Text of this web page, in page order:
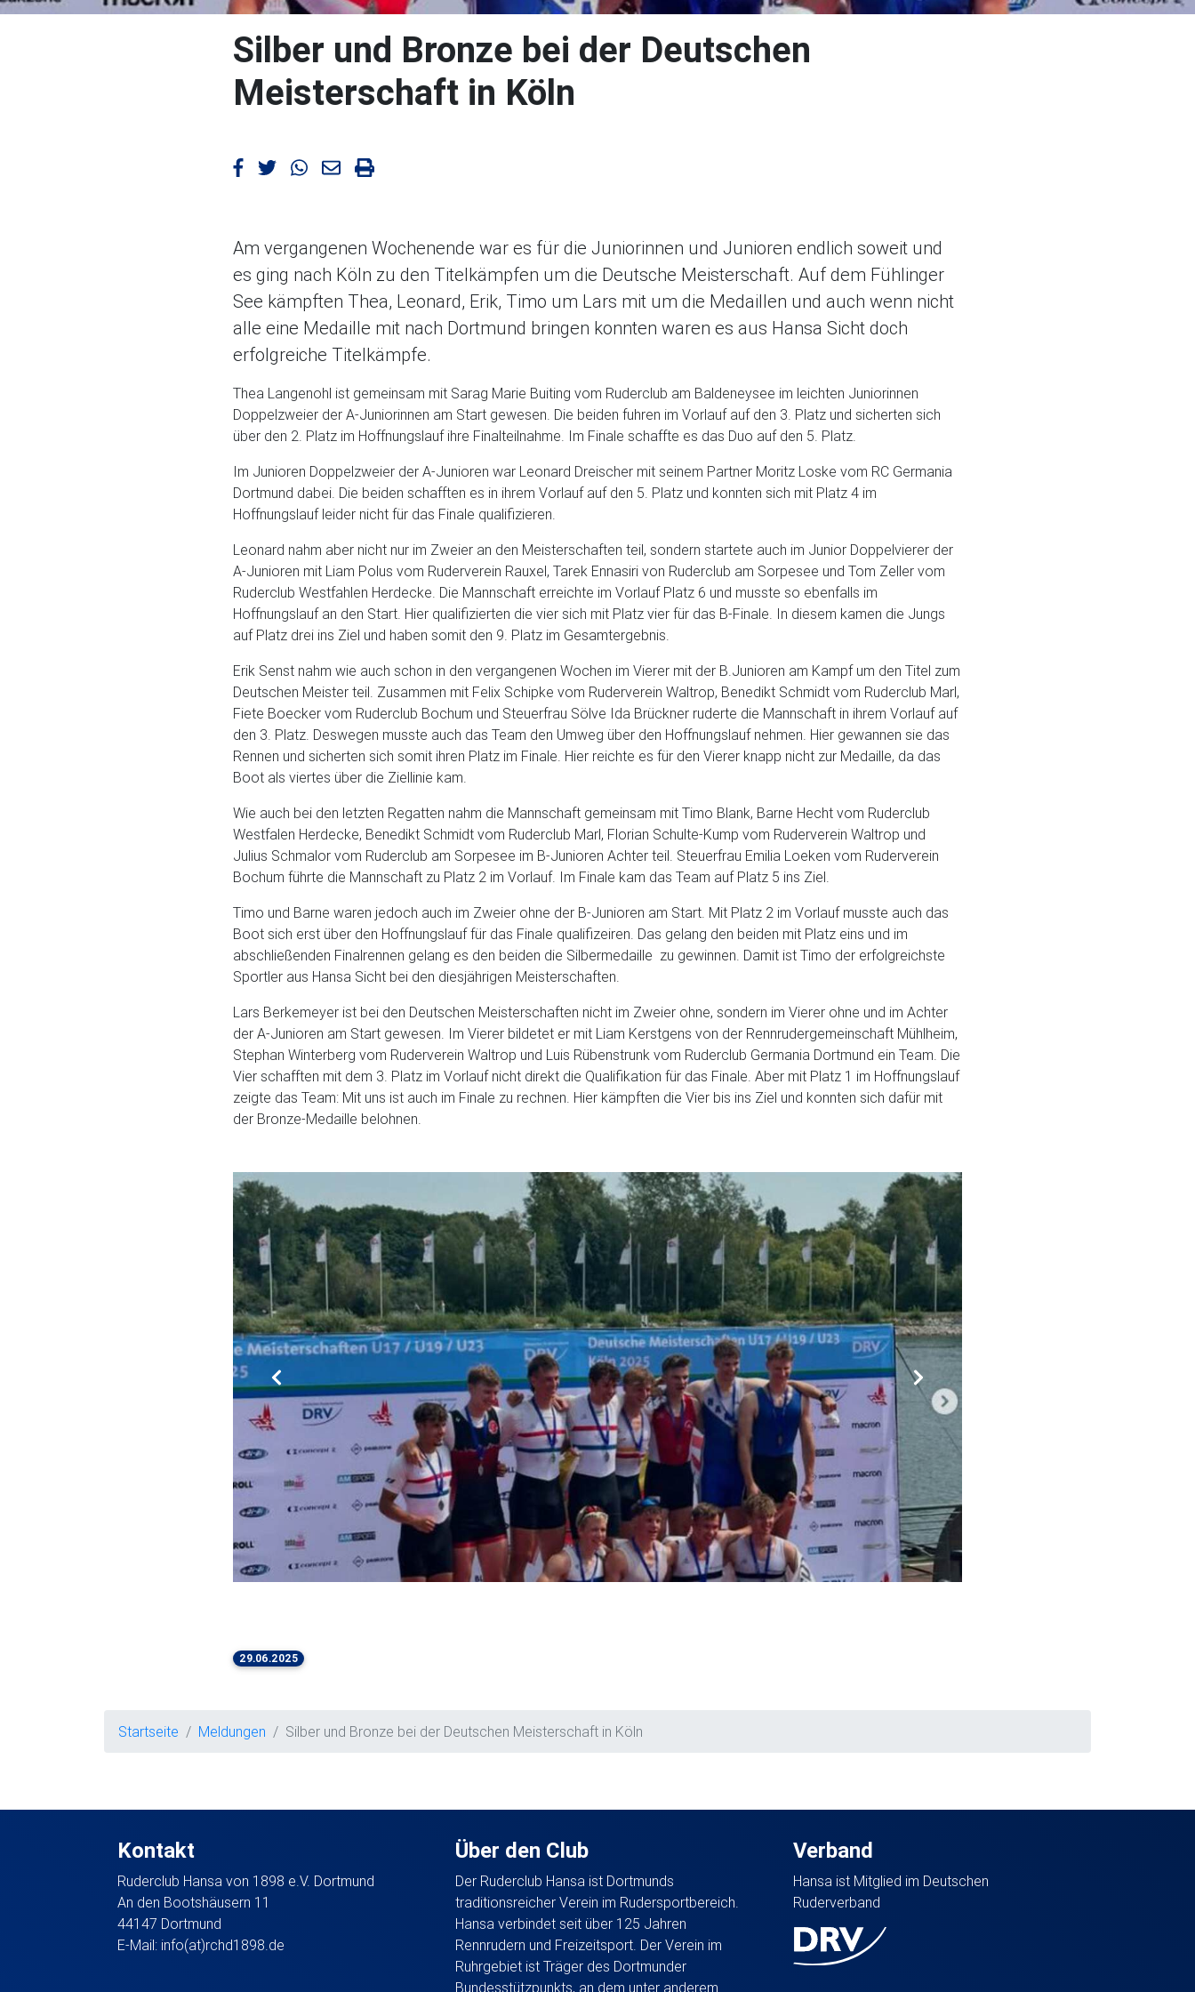
Silber und Bronze bei der Deutschen
Meisterschaft in Köln
Artikel bei Facebook teilen
Artikel bei Twitter teilen
Artikel bei WhatsApp teilen
Artikel mailen
Artikel drucken
Am vergangenen Wochenende war es für die Juniorinnen und Junioren endlich soweit und
es ging nach Köln zu den Titelkämpfen um die Deutsche Meisterschaft. Auf dem Fühlinger
See kämpften Thea, Leonard, Erik, Timo um Lars mit um die Medaillen und auch wenn nicht
alle eine Medaille mit nach Dortmund bringen konnten waren es aus Hansa Sicht doch
erfolgreiche Titelkämpfe.
Thea Langenohl ist gemeinsam mit Sarag Marie Buiting vom Ruderclub am Baldeneysee im leichten Juniorinnen
Doppelzweier der A-Juniorinnen am Start gewesen. Die beiden fuhren im Vorlauf auf den 3. Platz und sicherten sich
über den 2. Platz im Hoffnungslauf ihre Finalteilnahme. Im Finale schaffte es das Duo auf den 5. Platz.
Im Junioren Doppelzweier der A-Junioren war Leonard Dreischer mit seinem Partner Moritz Loske vom RC Germania
Dortmund dabei. Die beiden schafften es in ihrem Vorlauf auf den 5. Platz und konnten sich mit Platz 4 im
Hoffnungslauf leider nicht für das Finale qualifizieren.
Leonard nahm aber nicht nur im Zweier an den Meisterschaften teil, sondern startete auch im Junior Doppelvierer der
A-Junioren mit Liam Polus vom Ruderverein Rauxel, Tarek Ennasiri von Ruderclub am Sorpesee und Tom Zeller vom
Ruderclub Westfahlen Herdecke. Die Mannschaft erreichte im Vorlauf Platz 6 und musste so ebenfalls im
Hoffnungslauf an den Start. Hier qualifizierten die vier sich mit Platz vier für das B-Finale. In diesem kamen die Jungs
auf Platz drei ins Ziel und haben somit den 9. Platz im Gesamtergebnis.
Erik Senst nahm wie auch schon in den vergangenen Wochen im Vierer mit der B.Junioren am Kampf um den Titel zum
Deutschen Meister teil. Zusammen mit Felix Schipke vom Ruderverein Waltrop, Benedikt Schmidt vom Ruderclub Marl,
Fiete Boecker vom Ruderclub Bochum und Steuerfrau Sölve Ida Brückner ruderte die Mannschaft in ihrem Vorlauf auf
den 3. Platz. Deswegen musste auch das Team den Umweg über den Hoffnungslauf nehmen. Hier gewannen sie das
Rennen und sicherten sich somit ihren Platz im Finale. Hier reichte es für den Vierer knapp nicht zur Medaille, da das
Boot als viertes über die Ziellinie kam.
Wie auch bei den letzten Regatten nahm die Mannschaft gemeinsam mit Timo Blank, Barne Hecht vom Ruderclub
Westfalen Herdecke, Benedikt Schmidt vom Ruderclub Marl, Florian Schulte-Kump vom Ruderverein Waltrop und
Julius Schmalor vom Ruderclub am Sorpesee im B-Junioren Achter teil. Steuerfrau Emilia Loeken vom Ruderverein
Bochum führte die Mannschaft zu Platz 2 im Vorlauf. Im Finale kam das Team auf Platz 5 ins Ziel.
Timo und Barne waren jedoch auch im Zweier ohne der B-Junioren am Start. Mit Platz 2 im Vorlauf musste auch das
Boot sich erst über den Hoffnungslauf für das Finale qualifizeiren. Das gelang den beiden mit Platz eins und im
abschließenden Finalrennen gelang es den beiden die Silbermedaille zu gewinnen. Damit ist Timo der erfolgreichste
Sportler aus Hansa Sicht bei den diesjährigen Meisterschaften.
Lars Berkemeyer ist bei den Deutschen Meisterschaften nicht im Zweier ohne, sondern im Vierer ohne und im Achter
der A-Junioren am Start gewesen. Im Vierer bildetet er mit Liam Kerstgens von der Rennrudergemeinschaft Mühlheim,
Stephan Winterberg vom Ruderverein Waltrop und Luis Rübenstrunk vom Ruderclub Germania Dortmund ein Team. Die
Vier schafften mit dem 3. Platz im Vorlauf nicht direkt die Qualifikation für das Finale. Aber mit Platz 1 im Hoffnungslauf
zeigte das Team: Mit uns ist auch im Finale zu rechnen. Hier kämpften die Vier bis ins Ziel und konnten sich dafür mit
der Bronze-Medaille belohnen.
Zurück Vorwärts
29.06.2025
Startseite Meldungen Silber und Bronze bei der Deutschen Meisterschaft in Köln
Kontakt
Ruderclub Hansa von 1898 e.V. Dortmund
An den Bootshäusern 11
44147 Dortmund
E-Mail: info(at)rchd1898.de
Über den Club
Der Ruderclub Hansa ist Dortmunds
traditionsreicher Verein im Rudersportbereich.
Hansa verbindet seit über 125 Jahren
Rennrudern und Freizeitsport. Der Verein im
Ruhrgebiet ist Träger des Dortmunder
Bundesstützpunkts, an dem unter anderem
Verband
Hansa ist Mitglied im Deutschen
Ruderverband